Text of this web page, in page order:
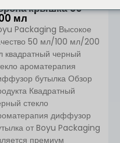
крышка 50-
мл
Packaging Высокое
50 мл/100 мл/200
квадратный черный
ароматерапия
бутылка Обзор
Квадратный
стекло
диффузор
от Boyu Packaging
премиум